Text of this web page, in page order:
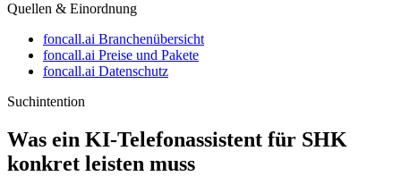
Quellen & Einordnung
foncall.ai Branchenübersicht
foncall.ai Preise und Pakete
foncall.ai Datenschutz
Suchintention
Was ein KI-Telefonassistent für SHK
konkret leisten muss